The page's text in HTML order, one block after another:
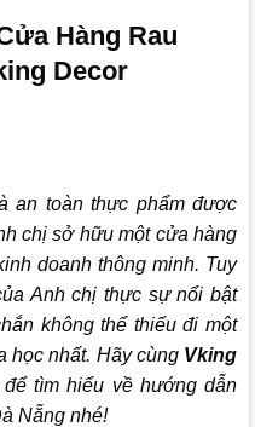
Hàng Rau
Decor
an toàn thực phẩm được
chị sở hữu một cửa hàng
doanh thông minh. Tuy
Anh chị thực sự nổi bật
không thể thiếu đi một
học nhất. Hãy cùng Vking
tìm hiểu về hướng dẫn
Nẵng nhé!